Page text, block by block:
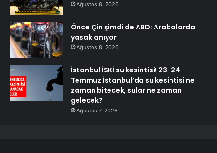
Ağustos 8, 2026
Önce Çin şimdi de ABD: Arabalarda
yasaklanıyor
Ağustos 8, 2026
İstanbul İSKİ su kesintisi! 23-24
Temmuz İstanbul’da su kesintisi ne
zaman bitecek, sular ne zaman
gelecek?
Ağustos 7, 2026